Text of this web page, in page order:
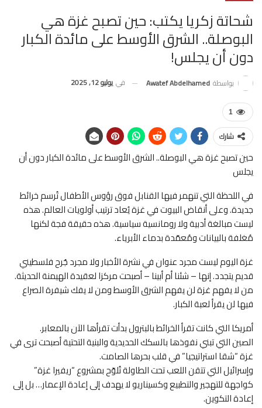
شحاتة زكريا يكتب: حين تصبح غزة هي
البوصلة.. الشرق الأوسط على مائدة الكبار
دون أن يجلس!
بواسطة Awatef Abdelhamed في يوليو 12, 2025
1
شارك
حين تصبح غزة هي البوصلة.. الشرق الأوسط على مائدة الكبار دون أن
يجلس
في اللحظة التي تنهمر فيها القنابل فوق رؤوس الأطفال تُرسم خرائط
جديدة. وعلى أنقاض البيوت في غزة يُعاد ترتيب أولويات العالم. هذه
ليست مبالغة أدبية ولا رومانسية سياسية. هذه حقيقة فجة لكنها
مُغلفة بالبيانات ومُعمّدة بدماء الأبرياء.
غزة اليوم ليست مجرد عنوان في نشرة الأخبار ولا مجرد جُرح فلسطيني
قديم يتجدد. إنها – شئنا أم أبينا – أصبحت مركزا لعقيدة الهيمنة الحديثة.
من لا يفهم غزة لن يفهم الشرق الأوسط ومن لا يفك شيفرة الصراع
فيها لن يقرأ لعبة الكبار.
أمريكا التي كانت تقرأ الخرائط بالبترول بدأت تقرأها الآن بالمعابر.
الصين التي تبني نفوذها بالسكك الحديدية والبنية التحتية أصبحت ترى في
غزة “شقا استراتيجيا” في قلب بحرها الصامت.
وإسرائيل التي تتقن اللعب تحت الطاولة تُلوّح بمشروع “ريفيرا غزة”
كواجهة للتهجير والتطبيع وكسيناريو لا يهدف إلى إعادة الإعمار… بل إلى
إعادة التكوين.